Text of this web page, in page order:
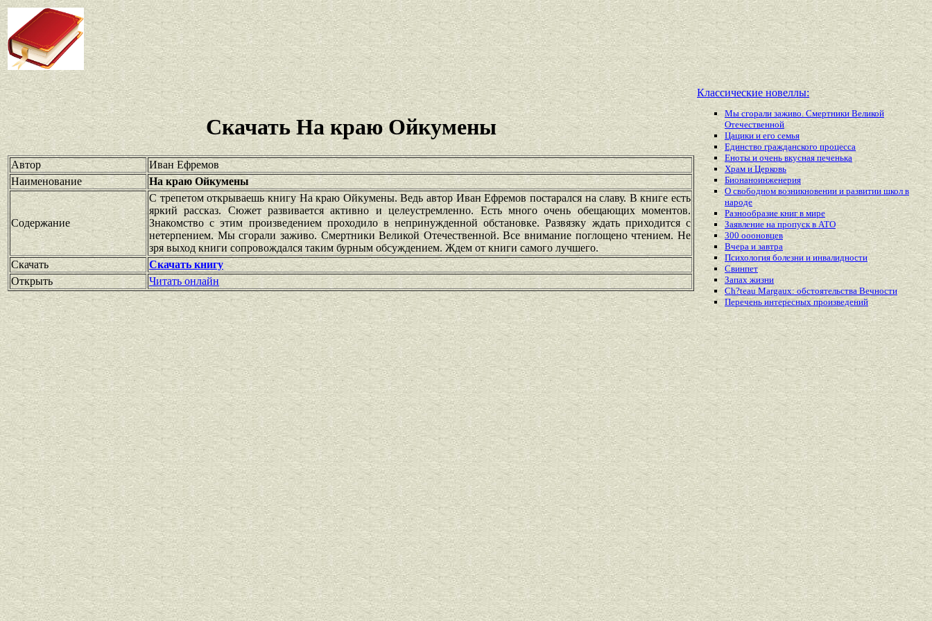
Скачать На краю Ойкумены
Автор
Иван Ефремов
Наименование
На краю Ойкумены
Содержание
С трепетом открываешь книгу На краю Ойкумены. Ведь автор Иван Ефремов постарался на славу. В книге есть
яркий рассказ. Сюжет развивается активно и целеустремленно. Есть много очень обещающих моментов.
Знакомство с этим произведением проходило в непринужденной обстановке. Развязку ждать приходится с
нетерпением. Мы сгорали заживо. Смертники Великой Отечественной. Все внимание поглощено чтением. Не
зря выход книги сопровождался таким бурным обсуждением. Ждем от книги самого лучшего.
Скачать
Скачать книгу
Открыть
Читать онлайн
Классические новеллы:
Мы сгорали заживо. Смертники Великой
Отечественной
Цацики и его семья
Единство гражданского процесса
Еноты и очень вкусная печенька
Храм и Церковь
Бионаноинженерия
О свободном возникновении и развитии школ в
народе
Разнообразие книг в мире
Заявление на пропуск в АТО
300 оооновцев
Вчера и завтра
Психология болезни и инвалидности
Свинпет
Запах жизни
Ch?teau Margaux: обстоятельства Вечности
Перечень интересныхпроизведений